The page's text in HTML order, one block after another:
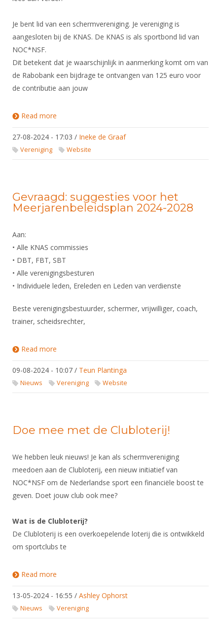
Je bent lid van een schermvereniging. Je vereniging is
aangesloten bij de KNAS. De KNAS is als sportbond lid van
NOC*NSF.
Dit betekent dat je waarschijnlijk in aanmerking komt om van
de Rabobank een bijdrage te ontvangen van 125 euro voor
de contributie aan jouw
Read more
27-08-2024 - 17:03 / Ineke de Graaf
Vereniging Website
Gevraagd: suggesties voor het
Meerjarenbeleidsplan 2024-2028
Aan:
• Alle KNAS commissies
• DBT, FBT, SBT
• Alle verenigingsbesturen
• Individuele leden, Ereleden en Leden van verdienste
Beste verenigingsbestuurder, schermer, vrijwilliger, coach,
trainer, scheidsrechter,
Read more
09-08-2024 - 10:07 / Teun Plantinga
Nieuws Vereniging Website
Doe mee met de Clubloterij!
We hebben leuk nieuws! Je kan als schermvereniging
meedoen aan de Clubloterij, een nieuw initiatief van
NOC*NSF om de Nederlandse sport een financiële boost te
geven. Doet jouw club ook mee?
Wat is de Clubloterij?
De Clubloterij is een overkoepelende loterij die is ontwikkeld
om sportclubs te
Read more
13-05-2024 - 16:55 / Ashley Ophorst
Nieuws Vereniging